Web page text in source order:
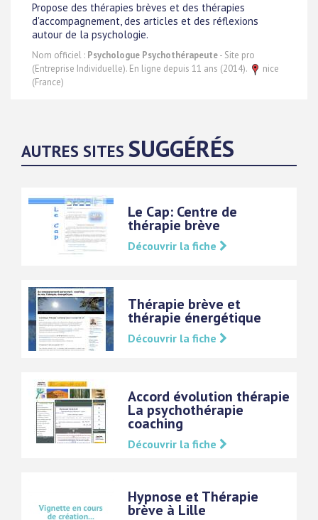
Propose des thérapies brèves et des thérapies
d'accompagnement, des articles et des réflexions
autour de la psychologie.
Nom officiel : Psychologue Psychothérapeute- Site pro
(Entreprise Individuelle). En ligne depuis 11 ans (2014).
nice
(France)
AUTRES SITES SUGGÉRÉS
Le Cap: Centre de
thérapie brève
Découvrir la fiche
Thérapie brève et
thérapie énergétique
Découvrir la fiche
Accord évolution thérapie
La psychothérapie
coaching
Découvrir la fiche
Hypnose et Thérapie
brève à Lille